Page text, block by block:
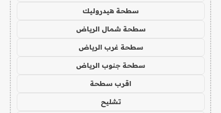
سطحة هيدروليك
سطحة شمال الرياض
سطحة غرب الرياض
سطحة جنوب الرياض
اقرب سطحة
تشليح